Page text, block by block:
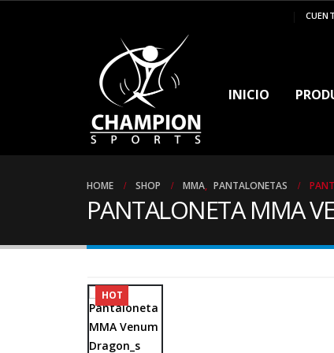
INICIO
HOME SHOP MMA, PANTALONETAS
PANTALONETA MMA
HOT